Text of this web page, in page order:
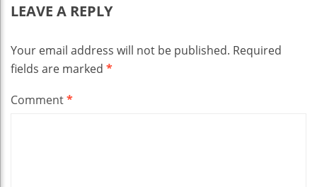
LEAVE A REPLY
Your email address will not be published. Required
fields are marked *
Comment*